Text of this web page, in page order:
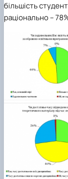
більшість
раціонально –